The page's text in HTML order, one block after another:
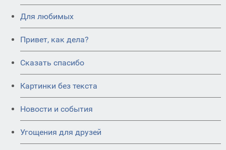
Для любимых
Привет, как дела?
Сказать спасибо
Картинки без текста
Новости и события
Угощения для друзей